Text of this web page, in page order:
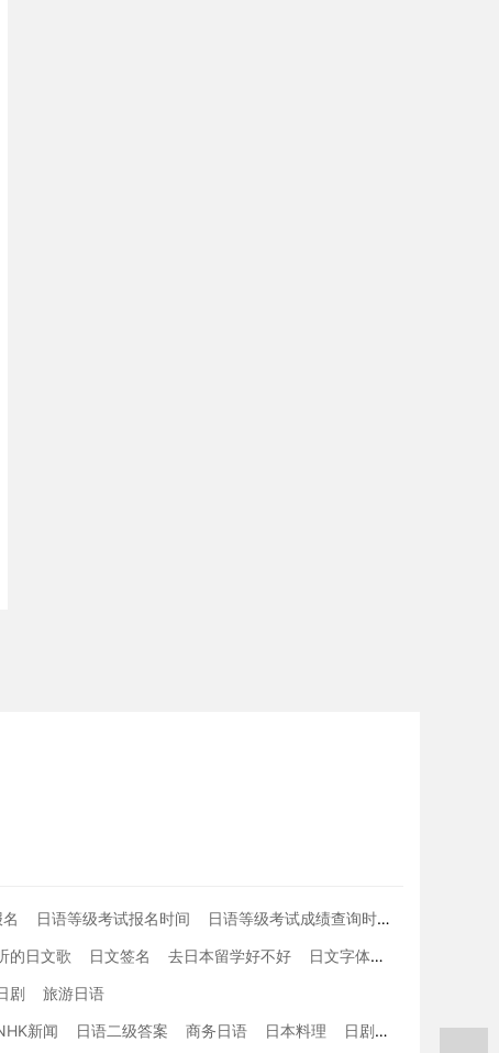
日语等级考试报名时间 日语等级考试成绩查询时间
的日文歌 日文签名 去日本留学好不好 日文字体
剧
旅游日语
新闻 日语二级答案 商务日语 日本料理 日剧收视率 日语词汇